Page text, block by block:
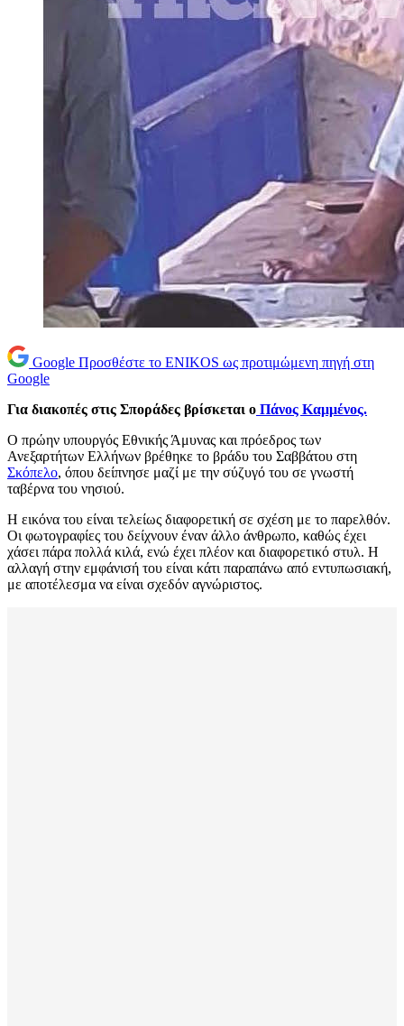
Google Προσθέστε το ENIKOS ως προτιμώμενη πηγή στη
Google
Για διακοπές στις Σποράδες βρίσκεται ο Πάνος Καμμένος.
Ο πρώην υπουργός Εθνικής Άμυνας και πρόεδρος των
Ανεξαρτήτων Ελλήνων βρέθηκε το βράδυ του Σαββάτου στη
Σκόπελο, όπου δείπνησε μαζί με την σύζυγό του σε γνωστή
ταβέρνα του νησιού.
Η εικόνα του είναι τελείως διαφορετική σε σχέση με το παρελθόν.
Οι φωτογραφίες του δείχνουν έναν άλλο άνθρωπο, καθώς έχει
χάσει πάρα πολλά κιλά, ενώ έχει πλέον και διαφορετικό στυλ. Η
αλλαγή στην εμφάνισή του είναι κάτι παραπάνω από εντυπωσιακή,
με αποτέλεσμα να είναι σχεδόν αγνώριστος.